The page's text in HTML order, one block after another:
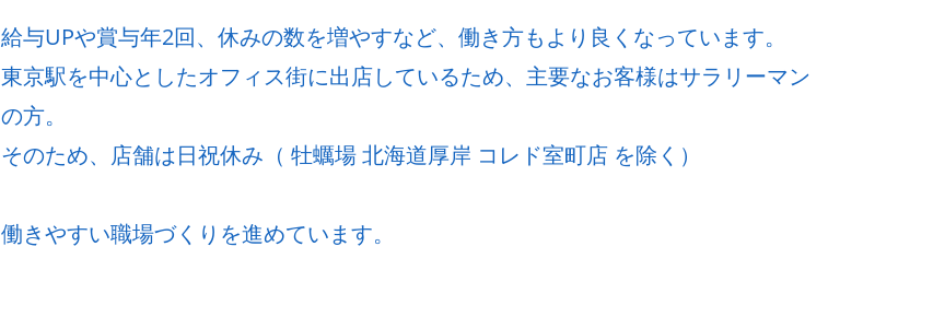
給与UPや賞与年2回、休みの数を増やすなど、働き方もより良くなっています。
東京駅を中心としたオフィス街に出店しているため、主要なお客様はサラリーマン
の方。
そのため、店舗は日祝休み（ 牡蠣場 北海道厚岸 コレド室町店 を除く）
働きやすい職場づくりを進めています。